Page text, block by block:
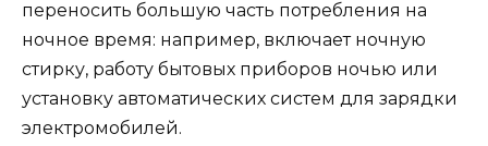
переносить большую часть потребления на
ночное время: например, включает ночную
стирку, работу бытовых приборов ночью или
установку автоматических систем для зарядки
электромобилей.